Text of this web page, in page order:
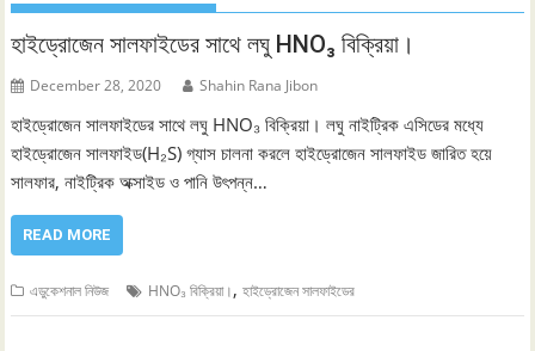
হাইড্রোজেন সালফাইডের সাথে লঘু HNO₃ বিক্রিয়া।
December 28, 2020 Shahin Rana Jibon
হাইড্রোজেন সালফাইডের সাথে লঘু HNO₃ বিক্রিয়া। লঘু নাইট্রিক এসিডের মধ্যে
হাইড্রোজেন সালফাইড(H₂S) গ্যাস চালনা করলে হাইড্রোজেন সালফাইড জারিত হয়ে
সালফার, নাইট্রিক অক্সাইড ও পানি উৎপন্ন…
READ MORE
এডুকেশনাল নিউজ HNO₃ বিক্রিয়া।,হাইড্রোজেন সালফাইডের